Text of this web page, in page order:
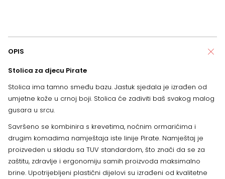
OPIS
Stolica za djecu Pirate
Stolica ima tamno smeđu bazu. Jastuk sjedala je izrađen od
umjetne kože u crnoj boji. Stolica će zadiviti baš svakog malog
gusara u srcu.
Savršeno se kombinira s krevetima, noćnim ormarićima i
drugim komadima namještaja iste linije Pirate. Namještaj je
proizveden u skladu sa TUV standardom, što znači da se za
zaštitu, zdravlje i ergonomiju samih proizvoda maksimalno
brine. Upotrijebljeni plastični dijelovi su izrađeni od kvalitetne